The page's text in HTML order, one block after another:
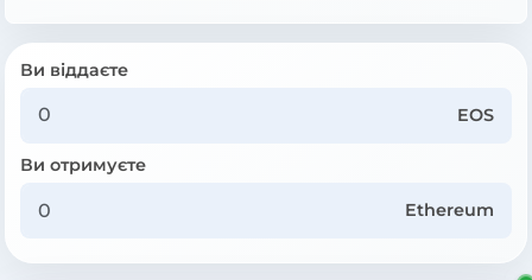
Ви віддаєте
EOS
Ви отримуєте
Ethereum